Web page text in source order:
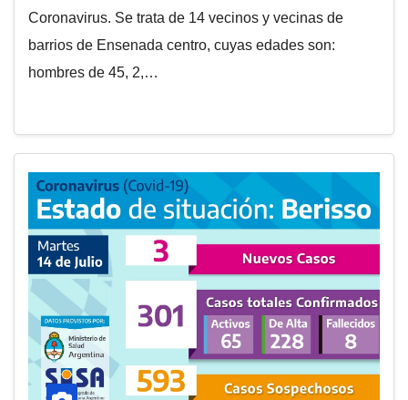
Coronavirus. Se trata de 14 vecinos y vecinas de
barrios de Ensenada centro, cuyas edades son:
hombres de 45, 2,…